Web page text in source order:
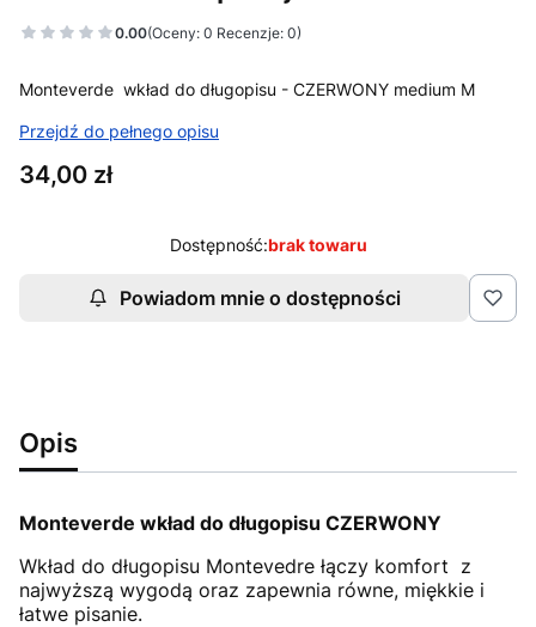
0.00(Oceny: 0 Recenzje: 0)
Monteverde wkład do długopisu - CZERWONY medium M
Przejdź do pełnego opisu
Cena
34,00 zł
Dostępność:brak towaru
Powiadom mnie o dostępności
Opis
Monteverde wkład do długopisu CZERWONY
Wkład do długopisu Montevedre łączy komfort z
najwyższą wygodą oraz zapewnia równe, miękkie i
łatwe pisanie.